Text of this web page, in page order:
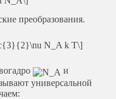
преобразования.
и
универсальной